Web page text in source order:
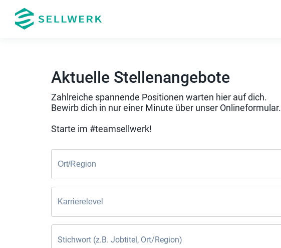
Aktuelle Stellenangebote
Zahlreiche spannende Positionen warten hier auf dich.
Bewirb dich in nur einer Minute über unser Onlineformular.
Starte im #teamsellwerk!
Ort/Region
Karrierelevel